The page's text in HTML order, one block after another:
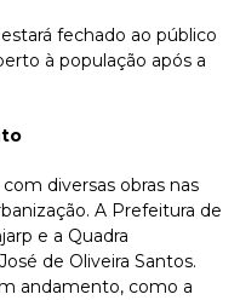
fechado ao público
à população após a
diversas obras nas
A Prefeitura de
e a Quadra
de Oliveira Santos.
andamento, como a